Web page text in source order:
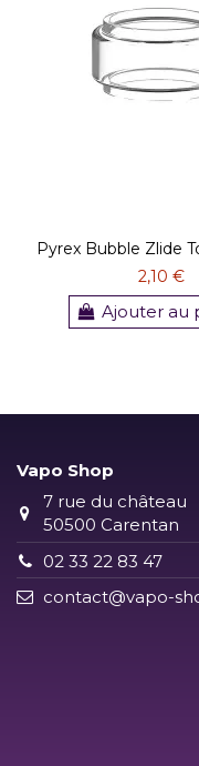
Pyrex Bubble Zlide
2,10 €
Ajouter au
Vapo Shop
7 rue du château
50500 Carentan
02 33 22 83 47
contact@vapo-